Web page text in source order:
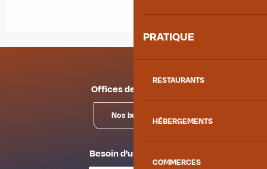
PRATIQUE
RESTAURANTS
HÉBERGEMENTS
COMMERCES
Offices de tourisme
Nos bureaux
Besoin d'un conseil ?